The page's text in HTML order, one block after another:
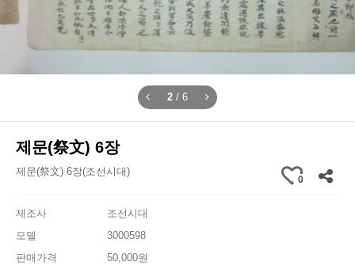
2 / 6
제문(祭文) 6장
제문(祭文) 6장(조선시대)
0
제조사
조선시대
모델
3000598
판매가격
50,000원